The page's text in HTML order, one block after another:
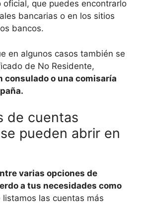
oficial, que puedes encontrarlo
bancarias o en los sitios
bancos.
en algunos casos también se
de No Residente,
consulado o una comisaría
de cuentas
pueden abrir en
varias opciones de
a tus necesidades como
listamos las cuentas más